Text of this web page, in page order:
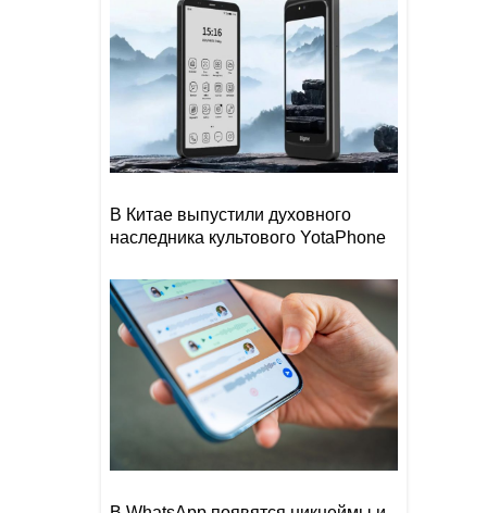
В Китае выпустили духовного
наследника культового YotaPhone